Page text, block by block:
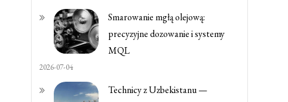
Smarowanie mgłą olejową:
precyzyjne dozowanie i systemy
MQL
2026-07-04
Technicy z Uzbekistanu —